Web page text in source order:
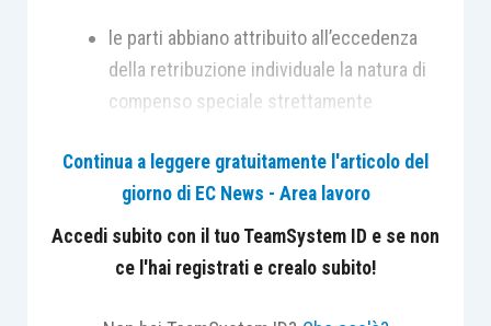
le parti abbiano attribuito all’eccedenza
della retribuzione individuale la natura di
compenso speciale strettamente
speciale qualità o maggiore onerosità
delle mansioni svolte dal dipendente e
sia, quindi, sorretto da un autonomo titolo;
la contrattazione collettiva preveda che
Continua a leggere gratuitamente l'articolo del
giorno di EC News - Area lavoro
Accedi subito con il tuo TeamSystem ID e se non
ce l'hai registrati e crealo subito!